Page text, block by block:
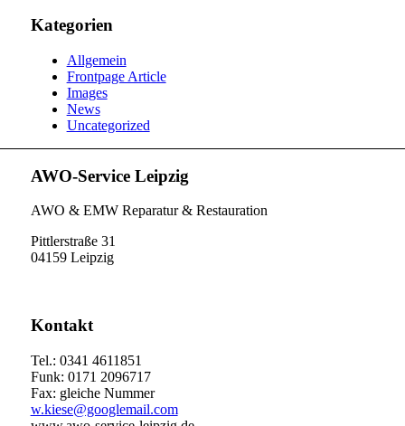
Kategorien
Allgemein
Frontpage Article
Images
News
Uncategorized
AWO-Service Leipzig
AWO & EMW Reparatur & Restauration
Pittlerstraße 31
04159 Leipzig
Kontakt
Tel.: 0341 4611851
Funk: 0171 2096717
Fax: gleiche Nummer
w.kiese@googlemail.com